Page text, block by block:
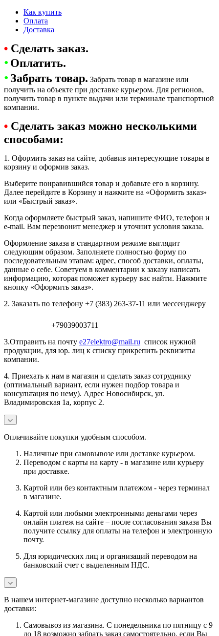
Как купить
Оплата
Доставка
• Сделать заказ.
• Оплатить.
• Забрать товар. Забрать товар в магазине или
получить на объекте при доставке курьером. Для регионов,
получить товар в пункте выдачи или терминале транспортной
компании.
• Сделать заказ можно несколькими
способами:
1. Оформить заказ на сайте, добавив интересующие товары в
корзину и оформив заказ.
Выберите понравившийся товар и добавьте его в корзину.
Далее перейдите в Корзину и нажмите на «Оформить заказ»
или «Быстрый заказ».
Когда оформляете быстрый заказ, напишите ФИО, телефон и
e-mail. Вам перезвонит менеджер и уточнит условия заказа.
Оформление заказа в стандартном режиме выглядит
следующим образом. Заполняете полностью форму по
последовательным этапам: адрес, способ доставки, оплаты,
данные о себе. Советуем в комментарии к заказу написать
информацию, которая поможет курьеру вас найти. Нажмите
кнопку «Оформить заказ».
2. Заказать по телефону +7 (383) 263-37-11 или мессенджеру
+79039003711
3.Отправить на почту e27elektro@mail.ru список нужной
продукции, для юр. лиц к списку прикрепить реквизиты
компании.
4. Приехать к нам в магазин и сделать заказ сотруднику
(оптимальный вариант, если нужен подбор товара и
консультация по нему). Адрес Новосибирск, ул.
Владимировская 1а, корпус 2.
Оплачивайте покупки удобным способом.
Наличные при самовывозе или доставке курьером.
Переводом с карты на карту - в магазине или курьеру
при доставке.
Картой или без контактным платежом - через терминал
в магазине.
Картой или любыми электронными деньгами через
онлайн платеж на сайте – после согласования заказа Вы
получите ссылку для оплаты на телефон и электронную
почту.
Для юридических лиц и организаций переводом на
банковский счет с выделенным НДС.
В нашем интернет-магазине доступно несколько вариантов
доставки:
Самовывоз из магазина. С понедельника по пятницу с 9
до 18 возможно забрать заказ самостоятельно, если Вы